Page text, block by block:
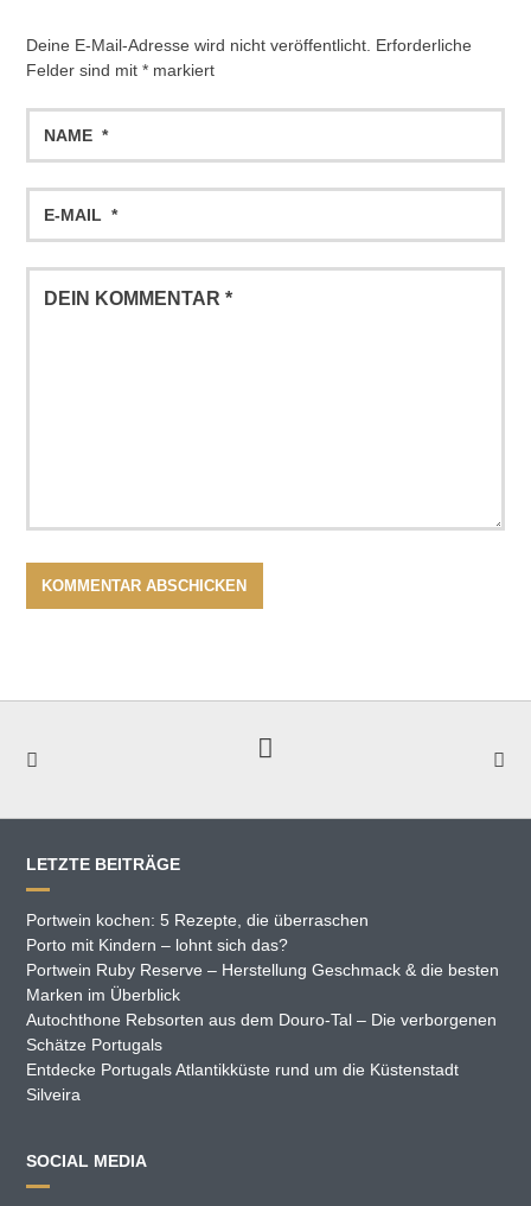
Deine E-Mail-Adresse wird nicht veröffentlicht. Erforderliche
Felder sind mit* markiert
LETZTE BEITRÄGE
Portwein kochen: 5 Rezepte, die überraschen
Porto mit Kindern – lohnt sich das?
Portwein Ruby Reserve – Herstellung Geschmack & die besten
Marken im Überblick
Autochthone Rebsorten aus dem Douro-Tal – Die verborgenen
Schätze Portugals
Entdecke Portugals Atlantikküste rund um die Küstenstadt
Silveira
SOCIAL MEDIA